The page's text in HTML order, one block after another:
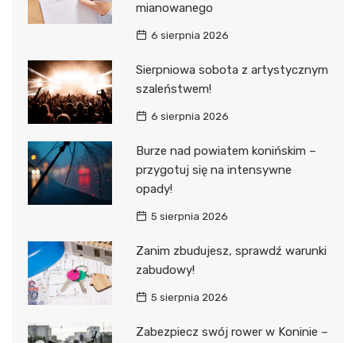
mianowanego
6 sierpnia 2026
Sierpniowa sobota z artystycznym
szaleństwem!
6 sierpnia 2026
Burze nad powiatem konińskim –
przygotuj się na intensywne
opady!
5 sierpnia 2026
Zanim zbudujesz, sprawdź warunki
zabudowy!
5 sierpnia 2026
Zabezpiecz swój rower w Koninie –